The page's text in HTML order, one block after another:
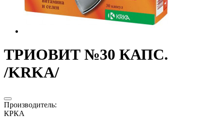
ТРИОВИТ №30 КАПС.
/KRKA/
Производитель:
КРКА